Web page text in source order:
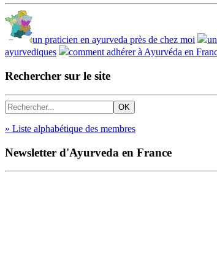
un praticien en ayurveda près de chez moi
ayurvediques
comment adhérer à Ayurvéda en
Rechercher sur le site
» Liste alphabétique des membres
Newsletter d'Ayurveda en France